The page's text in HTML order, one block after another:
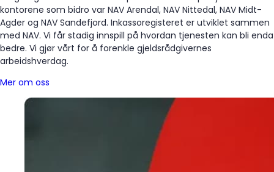
kontorene som bidro var NAV Arendal, NAV Nittedal, NAV Midt-
Agder og NAV Sandefjord. Inkassoregisteret er utviklet sammen
med NAV. Vi får stadig innspill på hvordan tjenesten kan bli enda
bedre. Vi gjør vårt for å forenkle gjeldsrådgivernes
arbeidshverdag.
Mer om oss